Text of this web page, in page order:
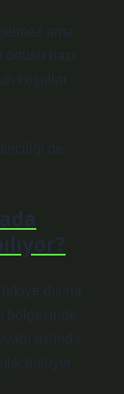
ama
örtüsü bazı
koşullar
de
dışına
bölgesinde
aslında
buluyor.